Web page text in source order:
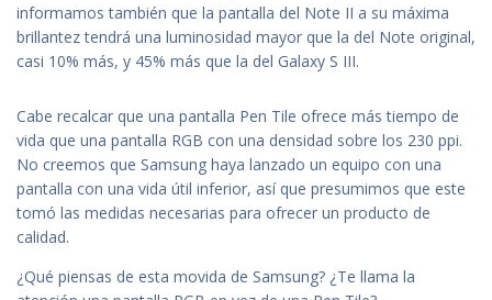
informamos también que la pantalla del Note II a su máxima
brillantez tendrá una luminosidad mayor que la del Note original,
casi 10% más, y 45% más que la del Galaxy S III.
Cabe recalcar que una pantalla Pen Tile ofrece más tiempo de
vida que una pantalla RGB con una densidad sobre los 230 ppi.
No creemos que Samsung haya lanzado un equipo con una
pantalla con una vida útil inferior, así que presumimos que este
tomó las medidas necesarias para ofrecer un producto de
calidad.
¿Qué piensas de esta movida de Samsung? ¿Te llama la